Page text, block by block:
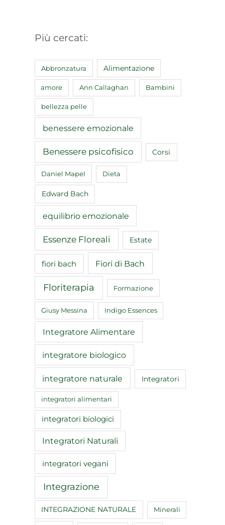
Più cercati:
Abbronzatura Alimentazione
amore Ann Callaghan Bambini
bellezza pelle
benessere emozionale
Benessere psicofisico Corsi
Daniel Mapel Dieta
Edward Bach
equilibrio emozionale
Essenze Floreali Estate
fiori bach Fiori di Bach
Floriterapia Formazione
Giusy Messina Indigo Essences
Integratore Alimentare
integratore biologico
integratore naturale Integratori
integratori alimentari
integratori biologici
Integratori Naturali
integratori vegani
Integrazione
INTEGRAZIONE NATURALE Minerali